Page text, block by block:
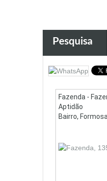
Pesquisa
Fazenda -
Aptidão
Bairro,